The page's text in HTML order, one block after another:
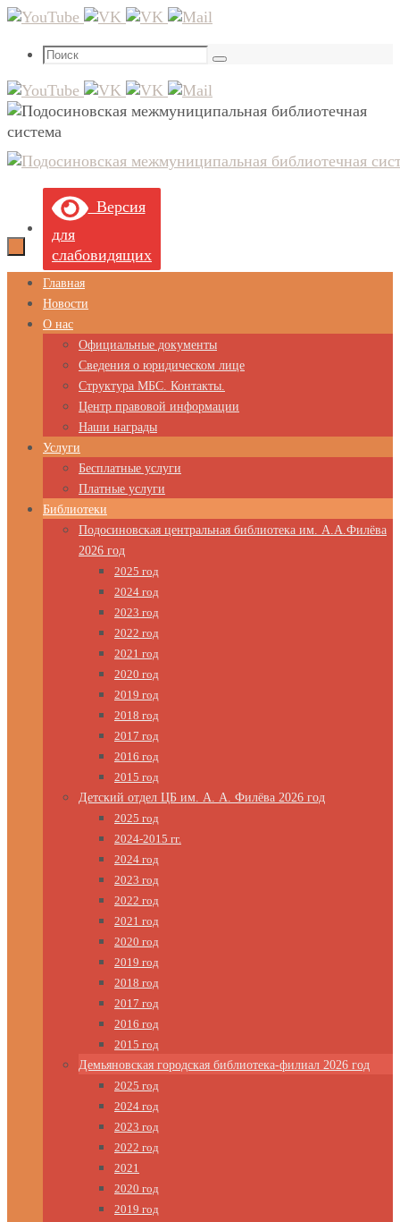
Перейти
содержимому
Что
Поиск
Версия
для
слабовидящих
Перейти
содержимому
Главная
Новости
О нас
Официальные документы
Сведения о юридическом лице
Структура МБС. Контакты.
Центр правовой информации
Наши награды
Услуги
Бесплатные услуги
Платные услуги
Библиотеки
Подосиновская центральная библиотека им. А.А.Филёва
2026 год
2025 год
2024 год
2023 год
2022 год
2021 год
2020 год
2019 год
2018 год
2017 год
2016 год
2015 год
Детский отдел ЦБ им. А. А. Филёва 2026 год
2025 год
2024-2015 гг.
2024 год
2023 год
2022 год
2021 год
2020 год
2019 год
2018 год
2017 год
2016 год
2015 год
Демьяновская городская библиотека-филиал 2026 год
2025 год
2024 год
2023 год
2022 год
2021
2020 год
2019 год